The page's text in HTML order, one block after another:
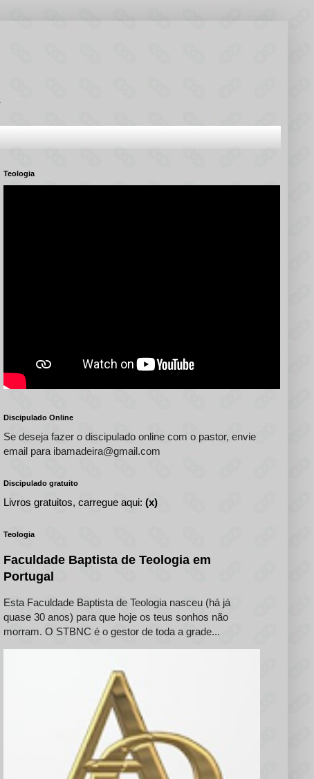
Teologia
Discipulado Online
Se deseja fazer o discipulado online com o pastor, envie
email para ibamadeira@gmail.com
Discipulado gratuito
Livros gratuitos, carregue aqui: (x)
Teologia
Faculdade Baptista de Teologia em
Portugal
Esta Faculdade Baptista de Teologia nasceu (há já
quase 30 anos) para que hoje os teus sonhos não
morram. O STBNC é o gestor de toda a grade...